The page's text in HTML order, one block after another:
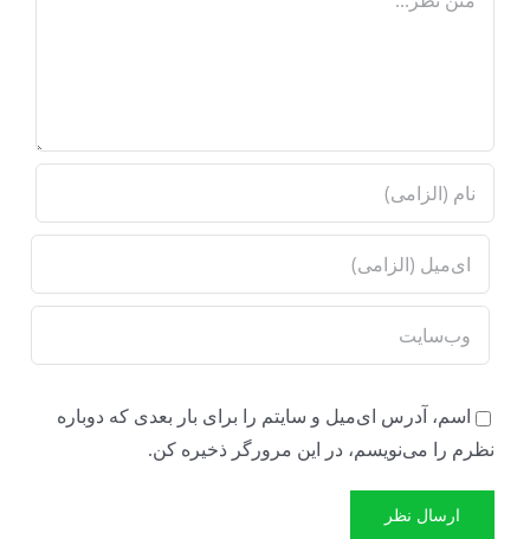
اسم، آدرس ای‌میل و سایتم را برای بار بعدی که دوباره
نظرم را می‌نویسم، در این مرورگر ذخیره کن.